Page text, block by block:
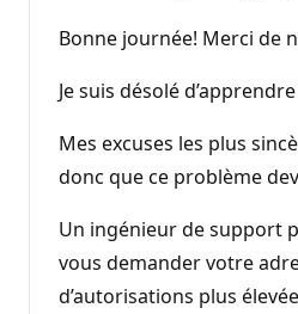
Bonne journée! Merci de
Je suis désolé
Mes excuses les plus
donc que ce problème
Un ingénieur de support
vous demander votre
d’autorisations plus